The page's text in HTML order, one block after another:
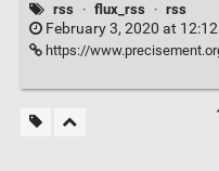
rss · flux_rss · rss
February 3, 2020 at
https://www.precisement.org/blog/